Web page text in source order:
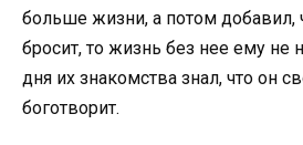
больше жизни, а потом добавил,
бросит, то жизнь без нее ему не
дня их знакомства знал, что он
боготворит.